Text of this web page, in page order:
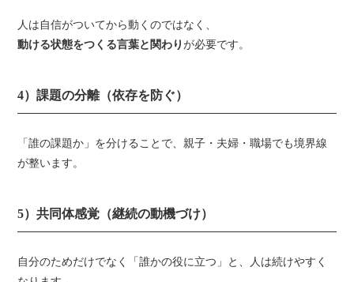
人は自信がついてから動くのではなく、
動ける状態をつくる言葉と関わりが必要です。
4）課題の分離（依存を防ぐ）
「誰の課題か」を分けることで、親子・夫婦・職場でも境界線
が整います。
5）共同体感覚（継続の動機づけ）
自分のためだけでなく「誰かの役に立つ」と、人は続けやすく